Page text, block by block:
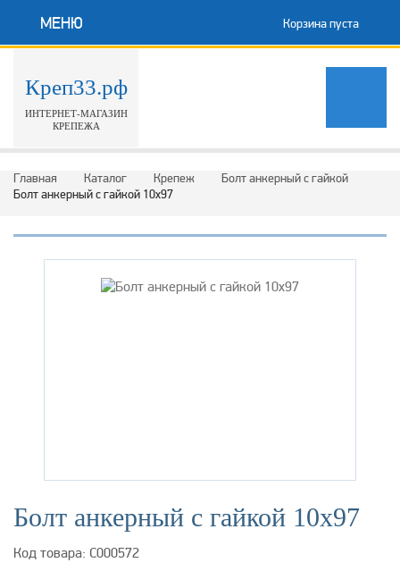
МЕНЮ Корзина пуста
Креп33.рф
ИНТЕРНЕТ-МАГАЗИН
КРЕПЕЖА
Главная Каталог Крепеж
Болт анкерный с гайкой
Болт анкерный с гайкой 10х97
Болт анкерный с гайкой 10х97
Код товара: С000572